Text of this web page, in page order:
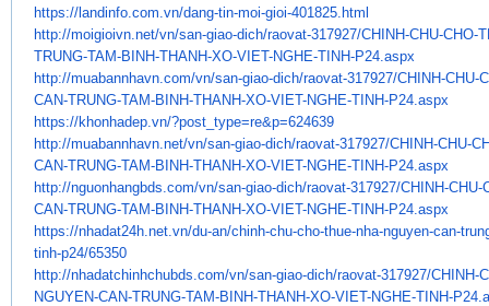
https://landinfo.com.vn/dang-tin-moi-gioi-401825.html
http://moigioivn.net/vn/san-giao-dich/raovat-317927/CHINH-CHU-CHO-
TRUNG-TAM-BINH-THANH-XO-VIET-NGHE-TINH-P24.aspx
http://muabannhavn.com/vn/san-giao-dich/raovat-317927/CHINH-CHU-
CAN-TRUNG-TAM-BINH-THANH-XO-VIET-NGHE-TINH-P24.aspx
https://khonhadep.vn/?post_ type=re&p=624639
http://muabannhavn.net/vn/san-giao-dich/raovat-317927/CHINH-CHU-
CAN-TRUNG-TAM-BINH-THANH-XO-VIET-NGHE-TINH-P24.aspx
http://nguonhangbds.com/vn/san-giao-dich/raovat-317927/CHINH-CHU-
CAN-TRUNG-TAM-BINH-THANH-XO-VIET-NGHE-TINH-P24.aspx
https://nhadat24h.net.vn/du-an/chinh-chu-cho-thue-nha-nguyen-can-
tinh-p24/65350
http://nhadatchinhchubds.com/vn/san-giao-dich/raovat-317927/CHINH-
NGUYEN-CAN-TRUNG-TAM-BINH-THANH-XO-VIET-NGHE-TINH-P24.